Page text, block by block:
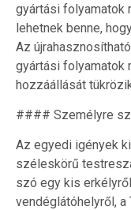
gyártási folyamatok
lehetnek benne,
Az
gyártási folyamatok
hozzáállását
#### Személyre
Az egyedi igények
széleskörű
szó egy kis
vendéglátóhelyről,